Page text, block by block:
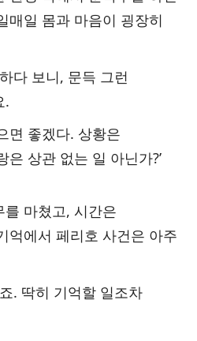
매일 몸과 마음이 굉장히
다 보니, 문득 그런
.
면 좋겠다. 상황은
상관 없는 일 아닌가?’
마쳤고, 시간은
억에서 페리호 사건은 아주
. 딱히 기억할 일조차